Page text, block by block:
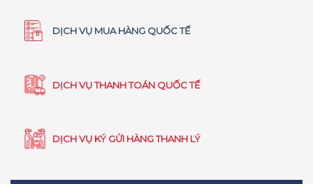
DỊCH VỤ MUA HÀNG QUỐC TẾ
DỊCH VỤ THANH TOÁN QUỐC TẾ
DỊCH VỤ KÝ GỬI HÀNG THANH LÝ